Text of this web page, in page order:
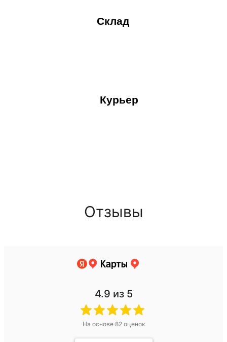
Склад
Курьер